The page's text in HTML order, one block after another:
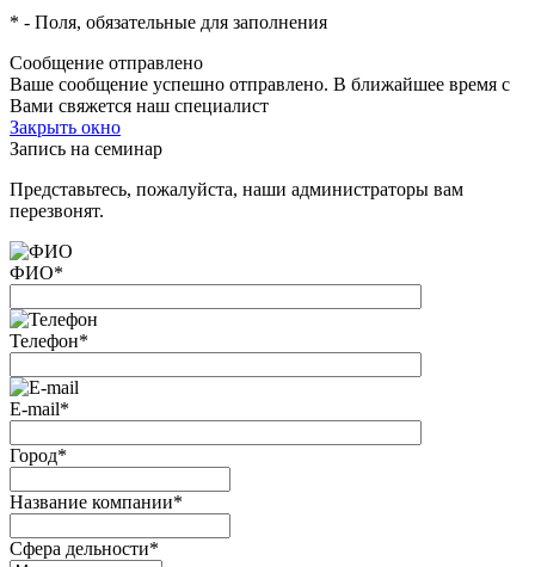
* - Поля, обязательные для заполнения
Сообщение отправлено
Ваше сообщение успешно отправлено. В ближайшее время с
Вами свяжется наш специалист
Закрыть окно
Запись на семинар
Представьтесь, пожалуйста, наши администраторы вам
перезвонят.
ФИО*
Телефон*
E-mail*
Город*
Название компании*
Сфера дельности*